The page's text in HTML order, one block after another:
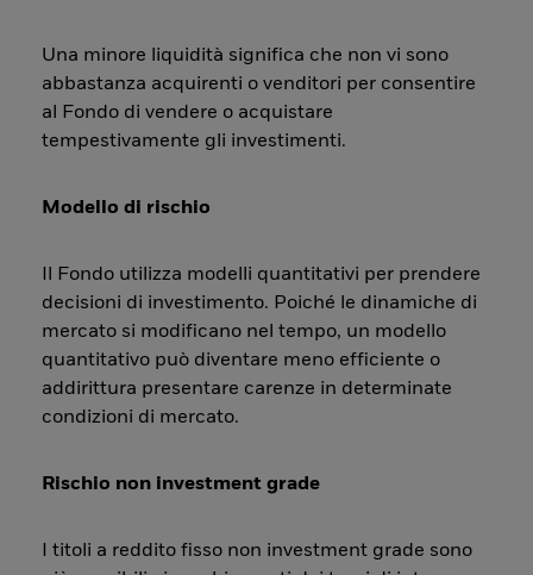
Una minore liquidità significa che non vi sono
abbastanza acquirenti o venditori per consentire
al Fondo di vendere o acquistare
tempestivamente gli investimenti.
Modello di rischio
Il Fondo utilizza modelli quantitativi per prendere
decisioni di investimento. Poiché le dinamiche di
mercato si modificano nel tempo, un modello
quantitativo può diventare meno efficiente o
addirittura presentare carenze in determinate
condizioni di mercato.
Rischio non investment grade
I titoli a reddito fisso non investment grade sono